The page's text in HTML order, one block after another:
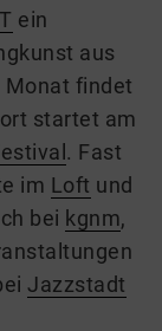
ein
aus
findet
startet am
. Fast
im Loft und
bei kgnm,
Jazzstadt